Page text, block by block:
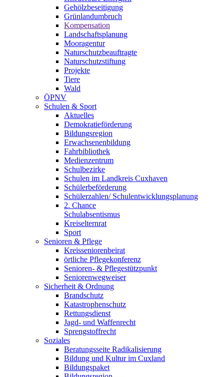
Gehölzbeseitigung
Grünlandumbruch
Kompensation
Landschaftsplanung
Mooragentur
Naturschutzbeauftragte
Naturschutzstiftung
Projekte
Tiere
Wald
ÖPNV
Schulen & Sport
Aktuelles
Demokratieförderung
Bildungsregion
Erwachsenenbildung
Fahrbibliothek
Medienzentrum
Schulbezirke
Schulen im Landkreis Cuxhaven
Schülerbeförderung
Schülerzahlen/ Schulentwicklungsplanung
2. Chance
Schulabsentismus
Kreiselternrat
Sport
Senioren & Pflege
Kreisseniorenbeirat
örtliche Pflegekonferenz
Senioren- & Pflegestützpunkt
Seniorenwegweiser
Sicherheit & Ordnung
Brandschutz
Katastrophenschutz
Rettungsdienst
Jagd- und Waffenrecht
Sprengstoffrecht
Soziales
Beratungsseite Radikalisierung
Bildung und Kultur im Cuxland
Bildungspaket